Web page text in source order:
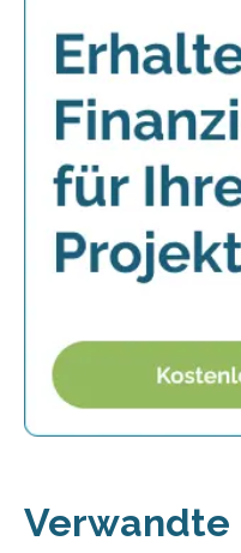
Verwandte